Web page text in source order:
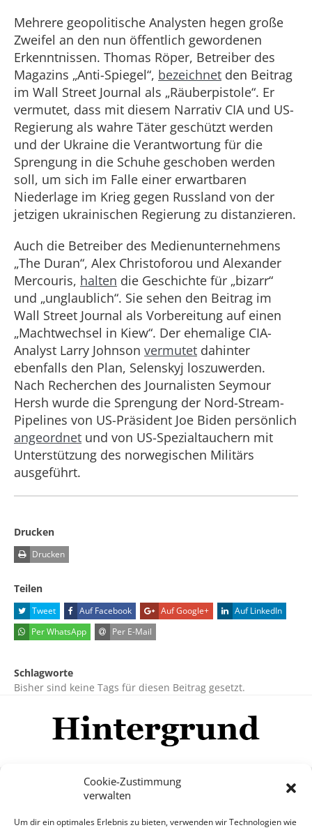
Cookie-Zustimmung
verwalten
Um dir ein optimales Erlebnis zu bieten, verwenden wir Technologien wie
Mehrere geopolitische Analysten hegen große
Zweifel an den nun öffentlich gewordenen
Erkenntnissen. Thomas Röper, Betreiber des
Magazins „Anti-Spiegel“, bezeichnet den Beitrag
im Wall Street Journal als „Räuberpistole“. Er
vermutet, dass mit diesem Narrativ CIA und US-
Regierung als wahre Täter geschützt werden
und der Ukraine die Verantwortung für die
Sprengung in die Schuhe geschoben werden
soll, um sich im Falle einer erwartbaren
Niederlage im Krieg gegen Russland von der
jetzigen ukrainischen Regierung zu distanzieren.
Auch die Betreiber des Medienunternehmens
„The Duran“, Alex Christoforou und Alexander
Mercouris, halten die Geschichte für „bizarr“
und „unglaublich“. Sie sehen den Beitrag im
Wall Street Journal als Vorbereitung auf einen
„Machtwechsel in Kiew“. Der ehemalige CIA-
Analyst Larry Johnson vermutet dahinter
ebenfalls den Plan, Selenskyj loszuwerden.
Nach Recherchen des Journalisten Seymour
Hersh wurde die Sprengung der Nord-Stream-
Pipelines von US-Präsident Joe Biden persönlich
angeordnet und von US-Spezialtauchern mit
Unterstützung des norwegischen Militärs
ausgeführt.
Drucken
Drucken
Teilen
Tweet Auf Facebook Auf Google+
Auf LinkedIn
Per WhatsApp
Per E-Mail
Schlagworte
Bisher sind keine Tags für diesen Beitrag gesetzt.